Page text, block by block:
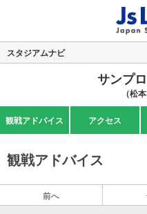
スタジアムナビ
サンプ
（松
観戦アドバイス アクセス
観戦アドバイス
前へ